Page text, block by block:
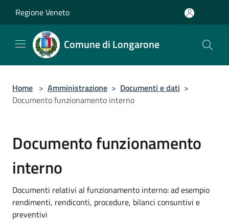
Regione Veneto
Comune di Longarone
Home > Amministrazione > Documenti e dati >
Documento funzionamento interno
Documento funzionamento
interno
Documenti relativi al funzionamento interno: ad esempio
rendimenti, rendiconti, procedure, bilanci consuntivi e
preventivi